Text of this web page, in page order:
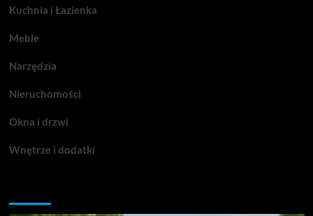
Kuchnia i Łazienka
Meble
Narzędzia
Nieruchomości
Okna i drzwi
Wnętrze i dodatki